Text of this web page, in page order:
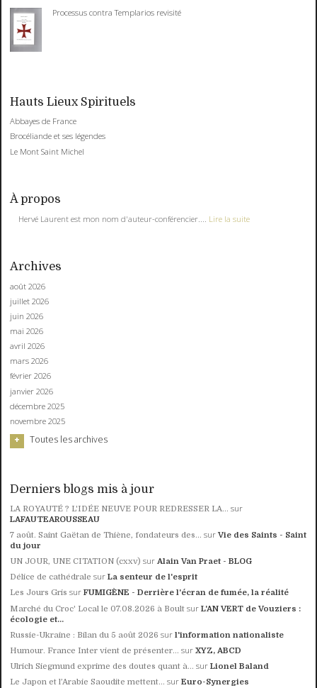
Processus contra Templarios revisité
Hauts Lieux Spirituels
Abbayes de France
Brocéliande et ses légendes
Le Mont Saint Michel
À propos
Hervé Laurent est mon nom d'auteur-conférencier.... Lire la suite
Archives
août 2026
juillet 2026
juin 2026
mai 2026
avril 2026
mars 2026
février 2026
janvier 2026
décembre 2025
novembre 2025
Toutes les archives
Derniers blogs mis à jour
LA ROYAUTÉ ? L'IDÉE NEUVE POUR REDRESSER LA... sur
LAFAUTEAROUSSEAU
7 août. Saint Gaëtan de Thiène, fondateurs des... surVie des Saints - Saint
du jour
UN JOUR, UNE CITATION (cxxv) surAlain Van Praet - BLOG
Délice de cathédrale surLa senteur de l'esprit
Les Jours Gris surFUMIGÈNE - Derrière l'écran de fumée, la réalité
Marché du Croc' Local le 07.08.2026 à Boult surL'AN VERT de Vouziers :
écologie et...
Russie-Ukraine : Bilan du 5 août 2026 surl'information nationaliste
Humour. France Inter vient de présenter... surXYZ, ABCD
Ulrich Siegmund exprime des doutes quant à... surLionel Baland
Le Japon et l’Arabie Saoudite mettent... surEuro-Synergies